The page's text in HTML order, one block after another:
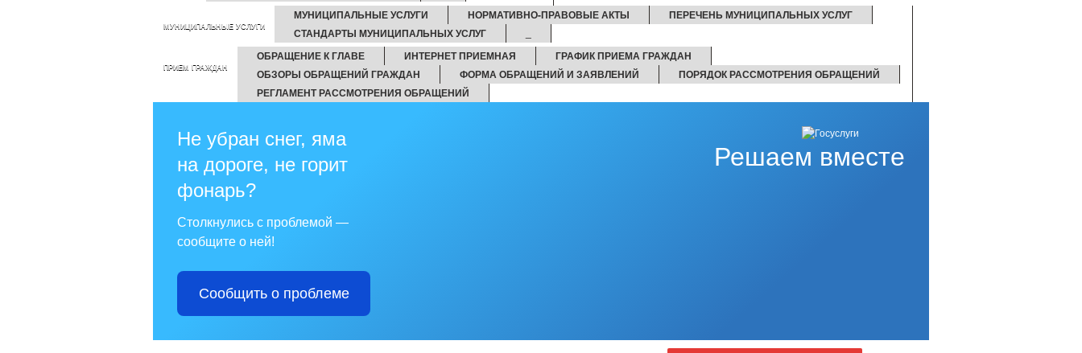
МУНИЦИПАЛЬНЫЕ УСЛУГИ
МУНИЦИПАЛЬНЫЕ УСЛУГИ НОРМАТИВНО-ПРАВОВЫЕ АКТЫ
ПЕРЕЧЕНЬ МУНИЦИПАЛЬНЫХ УСЛУГ
СТАНДАРТЫ МУНИЦИПАЛЬНЫХ УСЛУГ
ПРИЕМ ГРАЖДАН
ОБРАЩЕНИЕ К ГЛАВЕ ИНТЕРНЕТ ПРИЕМНАЯ
ГРАФИК ПРИЕМА ГРАЖДАН
ОБЗОРЫ ОБРАЩЕНИЙ ГРАЖДАН
ФОРМА ОБРАЩЕНИЙ И ЗАЯВЛЕНИЙ
ПОРЯДОК РАССМОТРЕНИЯ ОБРАЩЕНИЙ
РЕГЛАМЕНТ РАССМОТРЕНИЯ ОБРАЩЕНИЙ
Решаем вместе
Не убран снег, яма
на дороге, не горит
фонарь?
Столкнулись с проблемой —
сообщите о ней!
Сообщить о проблеме